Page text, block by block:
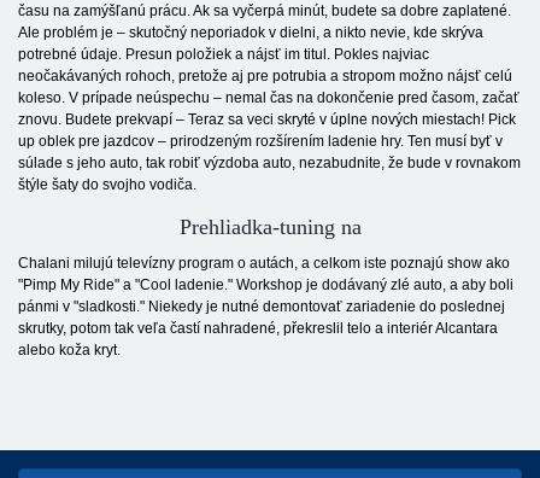
času na zamýšľanú prácu. Ak sa vyčerpá minút, budete sa dobre zaplatené.
Ale problém je – skutočný neporiadok v dielni, a nikto nevie, kde skrýva
potrebné údaje. Presun položiek a nájsť im titul. Pokles najviac
neočakávaných rohoch, pretože aj pre potrubia a stropom možno nájsť celú
koleso. V prípade neúspechu – nemal čas na dokončenie pred časom, začať
znovu. Budete prekvapí – Teraz sa veci skryté v úplne nových miestach! Pick
up oblek pre jazdcov – prirodzeným rozšírením ladenie hry. Ten musí byť v
súlade s jeho auto, tak robiť výzdoba auto, nezabudnite, že bude v rovnakom
štýle šaty do svojho vodiča.
Prehliadka-tuning na
Chalani milujú televízny program o autách, a celkom iste poznajú show ako
"Pimp My Ride" a "Cool ladenie." Workshop je dodávaný zlé auto, a aby boli
pánmi v "sladkosti." Niekedy je nutné demontovať zariadenie do poslednej
skrutky, potom tak veľa častí nahradené, překreslil telo a interiér Alcantara
alebo koža kryt.